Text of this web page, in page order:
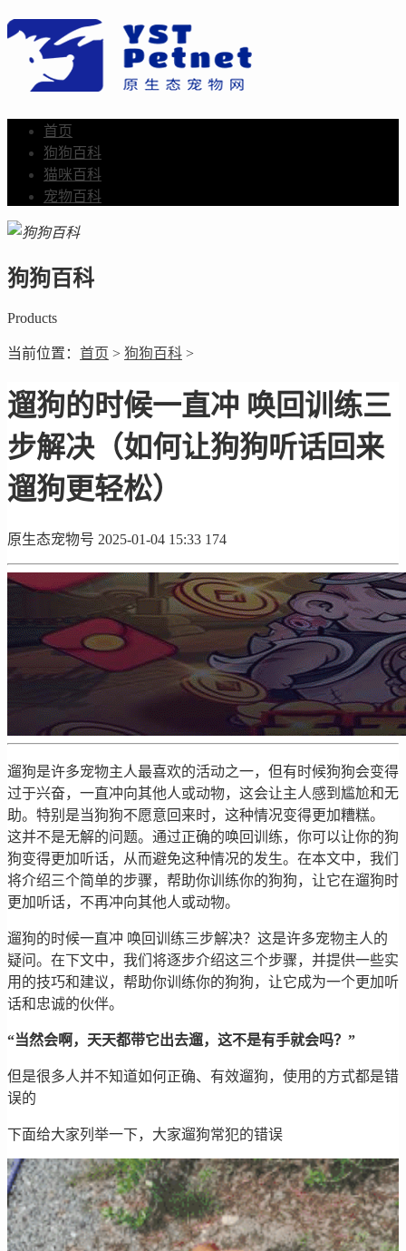
首页
狗狗百科
猫咪百科
宠物百科
狗狗百科
Products
当前位置： 首页 > 狗狗百科 >
遛狗的时候一直冲 唤回训练三
步解决（如何让狗狗听话回来
遛狗更轻松）
原生态宠物号 2025-01-04 15:33 174
遛狗是许多宠物主人最喜欢的活动之一，但有时候狗狗会变得
过于兴奋，一直冲向其他人或动物，这会让主人感到尴尬和无
助。特别是当狗狗不愿意回来时，这种情况变得更加糟糕。
这并不是无解的问题。通过正确的唤回训练，你可以让你的狗
狗变得更加听话，从而避免这种情况的发生。在本文中，我们
将介绍三个简单的步骤，帮助你训练你的狗狗，让它在遛狗时
更加听话，不再冲向其他人或动物。
遛狗的时候一直冲 唤回训练三步解决？这是许多宠物主人的
疑问。在下文中，我们将逐步介绍这三个步骤，并提供一些实
用的技巧和建议，帮助你训练你的狗狗，让它成为一个更加听
话和忠诚的伙伴。
“当然会啊，天天都带它出去遛，这不是有手就会吗？”
但是很多人并不知道如何正确、有效遛狗，使用的方式都是错
误的
下面给大家列举一下，大家遛狗常犯的错误